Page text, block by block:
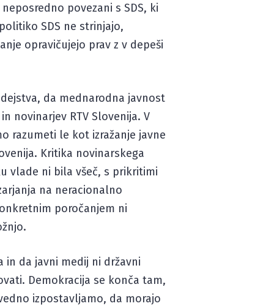
povezani s SDS, ki
SDS ne strinjajo,
opravičujejo prav z v depeši
da mednarodna javnost
novinarjev RTV Slovenija. V
razumeti le kot izražanje javne
Kritika novinarskega
vlade ni bila všeč, s prikritimi
na neracionalno
poročanjem ni
in da javni medij ni državni
Demokracija se konča tam,
izpostavljamo, da morajo